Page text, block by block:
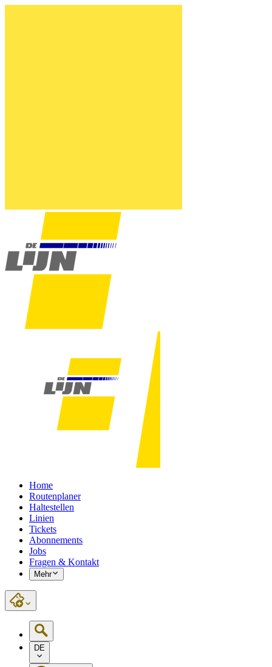
Home
Routenplaner
Haltestellen
Linien
Tickets
Abonnements
Jobs
Fragen & Kontakt
Mehr
DE